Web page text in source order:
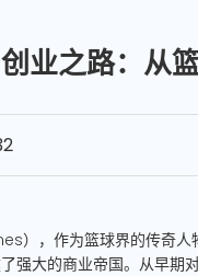
业之路：从
），作为篮球界的传奇
强大的商业帝国。从早期